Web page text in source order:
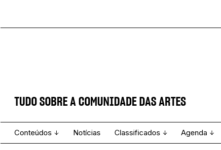
TUDO SOBRE A COMUNIDADE DAS ARTES
Conteúdos Notícias Classificados Agenda